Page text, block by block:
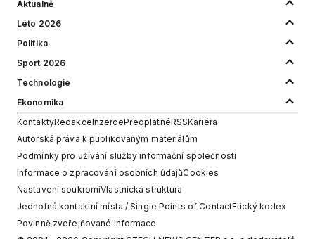
Aktuálně
Léto 2026
Politika
Sport 2026
Technologie
Ekonomika
KontaktyRedakceInzercePředplatnéRSSKariéra
Autorská práva k publikovaným materiálům
Podmínky pro užívání služby informační společnosti
Informace o zpracování osobních údajůCookies
Nastavení soukromíVlastnická struktura
Jednotná kontaktní místa / Single Points of ContactEtický kodex
Povinně zveřejňované informace